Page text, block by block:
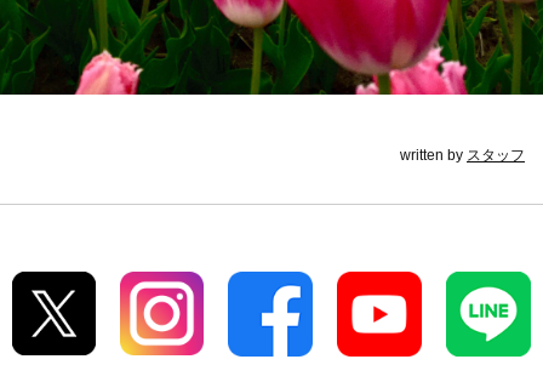
written by スタッフ